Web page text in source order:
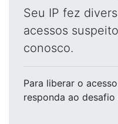
Seu IP fez
acessos
conosco.
Para liberar o acesso
responda ao desafio